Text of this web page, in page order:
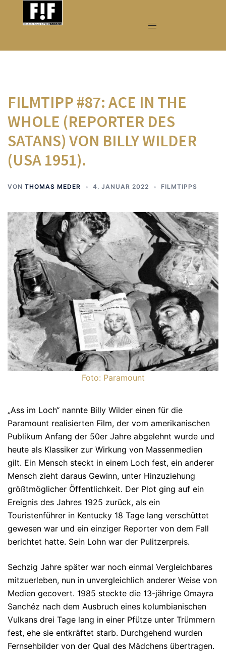
FILMTIPP #87: ACE IN THE
WHOLE (REPORTER DES
SATANS) VON BILLY WILDER
(USA 1951).
VON THOMAS MEDER 4. JANUAR 2022 FILMTIPPS
Foto: Paramount
„Ass im Loch“ nannte Billy Wilder einen für die
Paramount realisierten Film, der vom amerikanischen
Publikum Anfang der 50er Jahre abgelehnt wurde und
heute als Klassiker zur Wirkung von Massenmedien
gilt. Ein Mensch steckt in einem Loch fest, ein anderer
Mensch zieht daraus Gewinn, unter Hinzuziehung
größtmöglicher Öffentlichkeit. Der Plot ging auf ein
Ereignis des Jahres 1925 zurück, als ein
Touristenführer in Kentucky 18 Tage lang verschüttet
gewesen war und ein einziger Reporter von dem Fall
berichtet hatte. Sein Lohn war der Pulitzerpreis.
Sechzig Jahre später war noch einmal Vergleichbares
mitzuerleben, nun in unvergleichlich anderer Weise von
Medien gecovert. 1985 steckte die 13-jährige Omayra
Sanchéz nach dem Ausbruch eines kolumbianischen
Vulkans drei Tage lang in einer Pfütze unter Trümmern
fest, ehe sie entkräftet starb. Durchgehend wurden
Fernsehbilder von der Qual des Mädchens übertragen.